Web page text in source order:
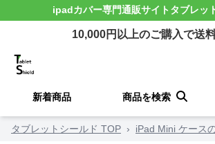
ipadカバー専門通販サイト タブレッ
10,000円以上のご購入で送
新着商品 商品を検索
タブレットシールド TOP › iPad Mini ケース